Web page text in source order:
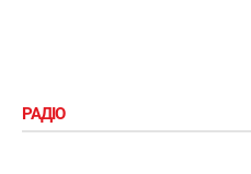
РАДІО